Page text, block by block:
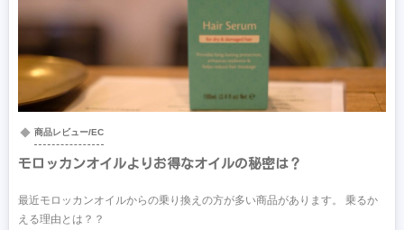
商品レビュー/EC
モロッカンオイルよりお得なオイルの秘密は？
最近モロッカンオイルからの乗り換えの方が多い商品があります。 乗るか
える理由とは？？